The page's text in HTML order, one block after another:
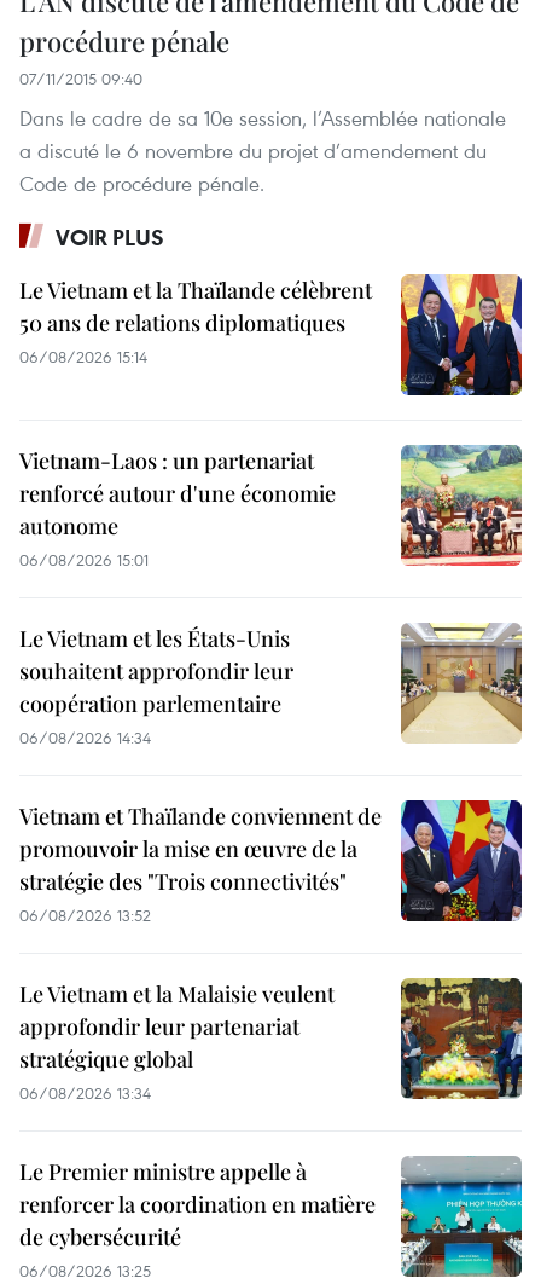
procédure pénale
07/11/2015 09:40
Dans le cadre de sa 10e session, l’Assemblée nationale
a discuté le 6 novembre du projet d’amendement du
Code de procédure pénale.
VOIR PLUS
Le Vietnam et la Thaïlande célèbrent
50 ans de relations diplomatiques
06/08/2026 15:14
Vietnam-Laos : un partenariat
renforcé autour d'une économie
autonome
06/08/2026 15:01
Le Vietnam et les États-Unis
souhaitent approfondir leur
coopération parlementaire
06/08/2026 14:34
Vietnam et Thaïlande conviennent de
promouvoir la mise en œuvre de la
stratégie des "Trois connectivités"
06/08/2026 13:52
Le Vietnam et la Malaisie veulent
approfondir leur partenariat
stratégique global
06/08/2026 13:34
Le Premier ministre appelle à
renforcer la coordination en matière
de cybersécurité
06/08/2026 13:25